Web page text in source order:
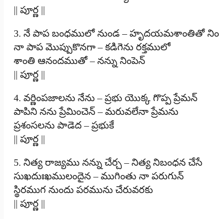
|| పూర్ణ ||
3. నే పాప బంధములో నుండ – హృదయమశాంతితో
నా పాప మొప్పుకొనగా – కడిగెను రక్తములో
శాంతి ఆనందముతో – నన్ను నింపెన్
|| పూర్ణ ||
4. వర్ణింపజాలను నేను – ప్రభు యొక్క గొప్ప ప్రేమన్
పాపిని నను ప్రేమించెన్ – మరువలేనా ప్రేమను
ప్రశంసలను పాడెద – ప్రభుకే
|| పూర్ణ ||
5. నిత్య రాజ్యము నన్ను చేర్చ – నిత్య నిబంధన చేసే
సుఖదుఃఖములందైన – ముగింతు నా పరుగున్
స్థిరముగ నుందు పరమును చేరువరకు
|| పూర్ణ ||